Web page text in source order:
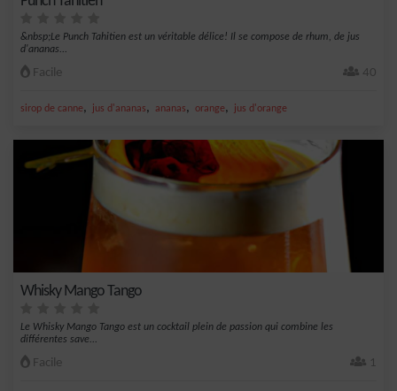
&nbsp;Le Punch Tahitien est un véritable délice! Il se compose de rhum, de jus
d'ananas...
Facile 40
sirop de canne, jus d'ananas, ananas, orange, jus d'orange
Whisky Mango Tango
Le Whisky Mango Tango est un cocktail plein de passion qui combine les
différentes save...
Facile 1